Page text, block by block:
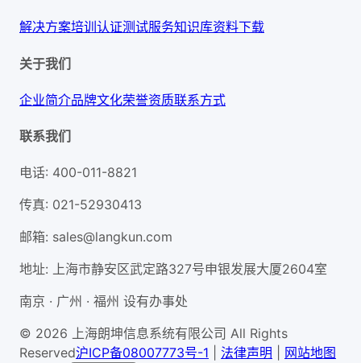
解决方案培训认证测试服务知识库资料下载
关于我们
企业简介品牌文化荣誉资质联系方式
联系我们
电话: 400-011-8821
传真: 021-52930413
邮箱: sales@langkun.com
地址: 上海市静安区武定路327号申银发展大厦2604室
南京 · 广州 · 福州 设有办事处
© 2026 上海朗坤信息系统有限公司 All Rights
Reserved沪ICP备08007773号-1 法律声明 网站地图